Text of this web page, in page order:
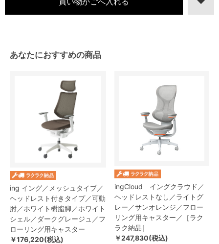
あなたにおすすめの商品
ing イング／メッシュタイプ／
ヘッドレスト付きタイプ／可動
肘／ホワイト樹脂脚／ホワイト
シェル／ダークグレージュ／フ
ローリング用キャスター
￥176,220(税込)
ingCloud イングクラウド／
ヘッドレストなし／ライトグ
レー／サンオレンジ／フロー
リング用キャスター／［ラク
ラク納品］
￥247,830(税込)